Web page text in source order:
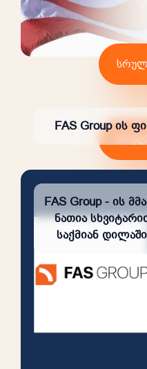
FAS Group ის
FAS Group - ის
ნათია
საქმიან